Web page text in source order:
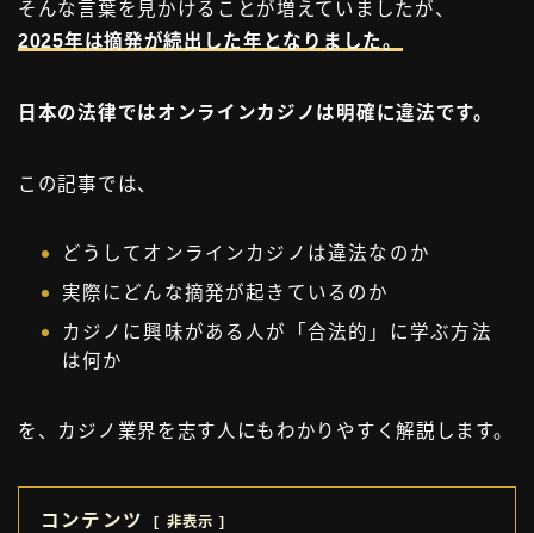
そんな言葉を見かけることが増えていましたが、
2025年は摘発が続出した年となりました。
日本の法律ではオンラインカジノは明確に違法です。
この記事では、
どうしてオンラインカジノは違法なのか
実際にどんな摘発が起きているのか
カジノに興味がある人が「合法的」に学ぶ方法
は何か
を、カジノ業界を志す人にもわかりやすく解説します。
コンテンツ 非表示